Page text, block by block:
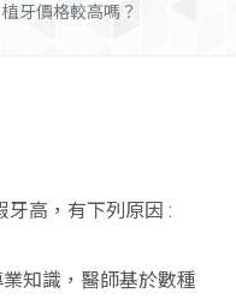
植牙價格較高嗎？
高，有下列原因 :
知識，醫師基於數種